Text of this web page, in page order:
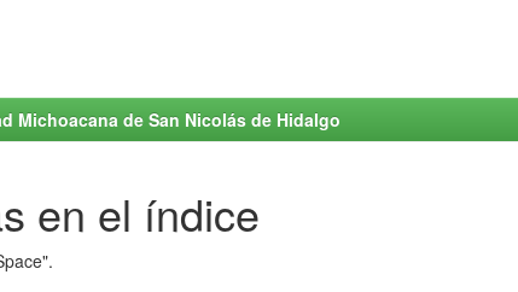
Michoacana de San Nicolás de Hidalgo
en el índice